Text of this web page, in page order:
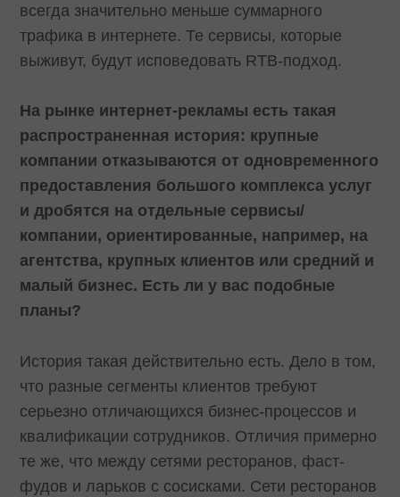
всегда значительно меньше суммарного
трафика в интернете. Те сервисы, которые
выживут, будут исповедовать RTB-подход.
На рынке интернет-рекламы есть такая
распространенная история: крупные
компании отказываются от одновременного
предоставления большого комплекса услуг
и дробятся на отдельные сервисы/
компании, ориентированные, например, на
агентства, крупных клиентов или средний и
малый бизнес. Есть ли у вас подобные
планы?
История такая действительно есть. Дело в том,
что разные сегменты клиентов требуют
серьезно отличающихся бизнес-процессов и
квалификации сотрудников. Отличия примерно
те же, что между сетями ресторанов, фаст-
фудов и ларьков с сосисками. Сети ресторанов